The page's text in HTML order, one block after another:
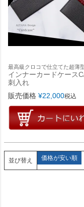
最高級クロコで仕立てた超薄
インナーカードケース
刺入れ
販売価格 ¥22,000税込
並び替え 価格が安い順